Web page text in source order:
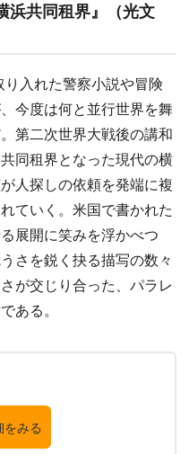
浜共同租界』（光文
入れた警察小説や冒険
今度は何と並行世界を舞
第二次世界大戦後の講和
同租界となった現代の横
人探しの依頼を発端に複
ていく。米国で書かれた
展開に笑みを浮かべつ
さを鋭く抉る描写の数々
が交じり合った、パラレ
ある。
みる